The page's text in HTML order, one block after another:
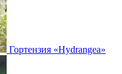
Гортензия «Hydrangea»